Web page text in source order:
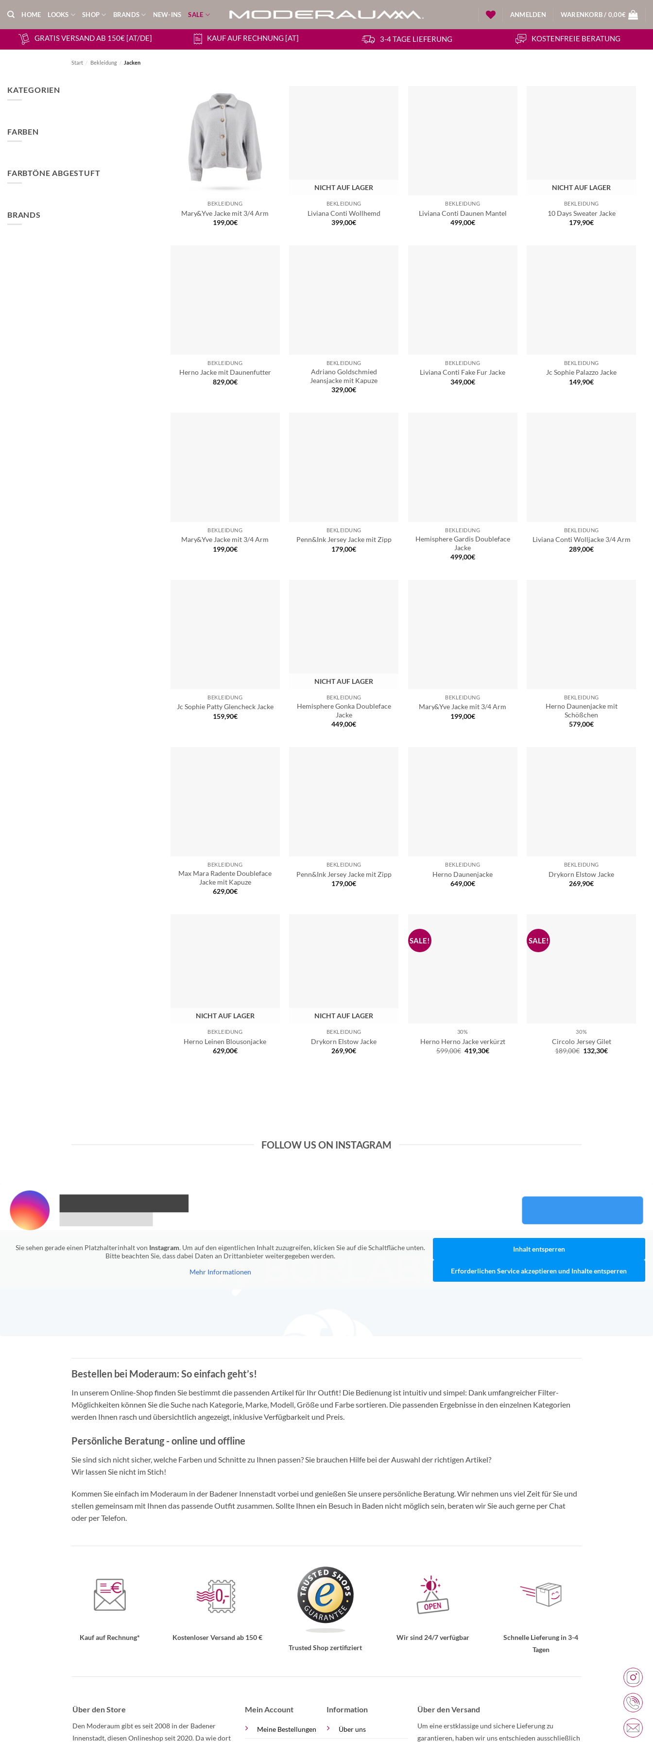
Inhalt
springen
HOME LOOKS SHOP BRANDS NEW-INS SALE ANMELDEN WARENKORB / 0,00€
Start / Bekleidung / Jacken
GRATIS VERSAND AB 150€ [AT/DE] KAUF AUF RECHNUNG [AT] 3-4 TAGE LIEFERUNG KOSTENFREIE BERATUNG
KATEGORIEN
FARBEN
FARBTÖNE ABGESTUFT
BRANDS
BEKLEIDUNG
Mary&Yve Jacke mit 3/4 Arm
199,00€
NICHT AUF LAGER
BEKLEIDUNG
Liviana Conti Wollhemd
399,00€
BEKLEIDUNG
Liviana Conti Daunen Mantel
499,00€
NICHT AUF LAGER
BEKLEIDUNG
10 Days Sweater Jacke
179,90€
BEKLEIDUNG
Herno Jacke mit Daunenfutter
829,00€
BEKLEIDUNG
Adriano Goldschmied
Jeansjacke mit Kapuze
329,00€
BEKLEIDUNG
Liviana Conti Fake Fur Jacke
349,00€
BEKLEIDUNG
Jc Sophie Palazzo Jacke
149,90€
BEKLEIDUNG
Mary&Yve Jacke mit 3/4 Arm
199,00€
BEKLEIDUNG
Penn&Ink Jersey Jacke mit Zipp
179,00€
BEKLEIDUNG
Hemisphere Gardis Doubleface
Jacke
499,00€
BEKLEIDUNG
Liviana Conti Wolljacke 3/4 Arm
289,00€
BEKLEIDUNG
Jc Sophie Patty Glencheck Jacke
159,90€
NICHT AUF LAGER
BEKLEIDUNG
Hemisphere Gonka Doubleface
Jacke
449,00€
BEKLEIDUNG
Mary&Yve Jacke mit 3/4 Arm
199,00€
BEKLEIDUNG
Herno Daunenjacke mit
Schößchen
579,00€
BEKLEIDUNG
Max Mara Radente Doubleface
Jacke mit Kapuze
629,00€
BEKLEIDUNG
Penn&Ink Jersey Jacke mit Zipp
179,00€
BEKLEIDUNG
Herno Daunenjacke
649,00€
BEKLEIDUNG
Drykorn Elstow Jacke
269,90€
NICHT AUF LAGER
BEKLEIDUNG
Herno Leinen Blousonjacke
629,00€
NICHT AUF LAGER
BEKLEIDUNG
Drykorn Elstow Jacke
269,90€
30%
Herno Herno Jacke verkürzt
599,00€ Ursprünglicher
Preis
419,30€Aktueller
30%
Circolo Jersey Gilet
189,00€ Ursprünglicher
Preis
132,30€Aktueller
FOLLOW US ON INSTAGRAM
Sie sehen gerade einen Platzhalterinhalt von Instagram. Um auf den eigentlichen Inhalt zuzugreifen, klicken Sie auf die Schaltfläche unten.
Bitte beachten Sie, dass dabei Daten an Drittanbieter weitergegeben werden.
Mehr Informationen
Inhalt entsperren
Erforderlichen Service akzeptieren und Inhalte entsperren
Bestellen bei Moderaum: So einfach geht’s!
In unserem Online-Shop finden Sie bestimmt die passenden Artikel für Ihr Outfit! Die Bedienung ist intuitiv und simpel: Dank umfangreicher Filter-
Möglichkeiten können Sie die Suche nach Kategorie, Marke, Modell, Größe und Farbe sortieren. Die passenden Ergebnisse in den einzelnen Kategorien
werden Ihnen rasch und übersichtlich angezeigt, inklusive Verfügbarkeit und Preis.
Persönliche Beratung - online und offline
Sie sind sich nicht sicher, welche Farben und Schnitte zu Ihnen passen? Sie brauchen Hilfe bei der Auswahl der richtigen Artikel?
Wir lassen Sie nicht im Stich!
Kommen Sie einfach im Moderaum in der Badener Innenstadt vorbei und genießen Sie unsere persönliche Beratung. Wir nehmen uns viel Zeit für Sie und
stellen gemeinsam mit Ihnen das passende Outfit zusammen. Sollte Ihnen ein Besuch in Baden nicht möglich sein, beraten wir Sie auch gerne per Chat
oder per Telefon.
Kauf auf Rechnung*
Kostenloser Versand ab 150 €
Trusted Shop zertifiziert
Wir sind 24/7 verfügbar
Schnelle Lieferung in 3-4
Tagen
Über den Store
Den Moderaum gibt es seit 2008 in der Badener
Innenstadt, diesen Onlineshop seit 2020. Da wie dort
Mein Account
Meine Bestellungen
Information
Über uns
Über den Versand
Um eine erstklassige und sichere Lieferung zu
garantieren, haben wir uns entschieden ausschließlich